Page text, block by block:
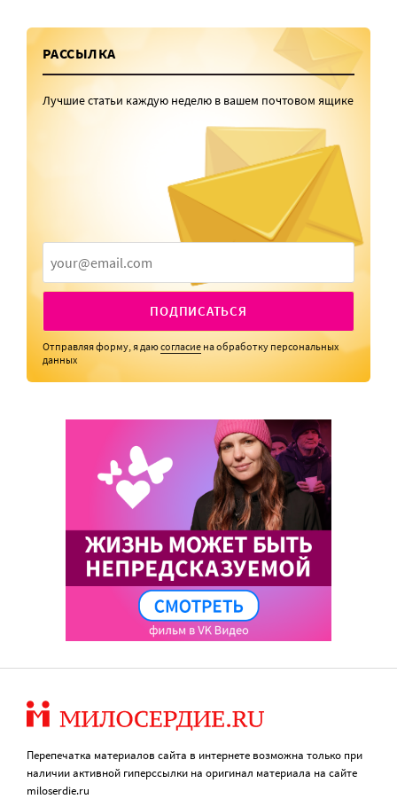
РАССЫЛКА
Лучшие статьи каждую неделю в вашем почтовом ящике
ПОДПИСАТЬСЯ
Отправляя форму, я даюсогласие на обработку персональных
данных
Перепечатка материалов сайта в интернете возможна только при
наличии активной гиперссылки на оригинал материала на сайте
miloserdie.ru